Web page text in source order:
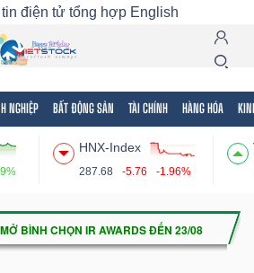
điện tử tổng hợp English
NGHIỆP BẤT ĐỘNG SẢN TÀI CHÍNH HÀNG HÓA
HNX-Index
287.68 -5.76 -1.96%
Ngành Mã chứng khoán